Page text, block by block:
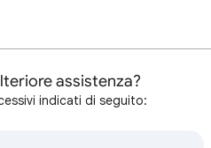
assistenza?
indicati di seguito: